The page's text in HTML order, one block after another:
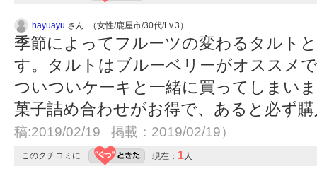
hayuayu さん （女性/鹿屋市/30代/Lv.3）
季節によってフルーツの変わるタルト
す。タルトはブルーベリーがオススメ
ついついケーキと一緒に買ってしまい
菓子詰め合わせがお得で、あると必ず
稿:2019/02/19 掲載：2019/02/19）
このクチコミに 現在： 1人